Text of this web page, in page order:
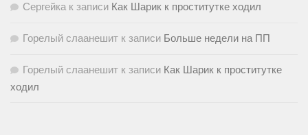
Сергейка к записи Как Шарик к проститутке ходил
Горелый слаанешит к записи Больше недели на ПП
Горелый слаанешит к записи Как Шарик к проститутке
ходил